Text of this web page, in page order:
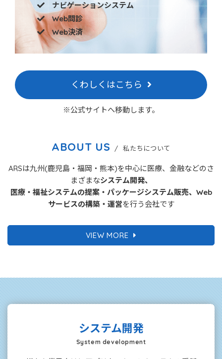
ナビゲーションシステム
Web問診
Web決済
くわしくはこちら
※公式サイトへ移動します。
ABOUT US / 私たちについて
ARSは九州(鹿児島・福岡・熊本)を中心に医療、金融などのさ
まざまなシステム開発、
医療・福祉システムの提案・パッケージシステム販売、Web
サービスの構築・運営を行う会社です
VIEW MORE
システム開発
System development